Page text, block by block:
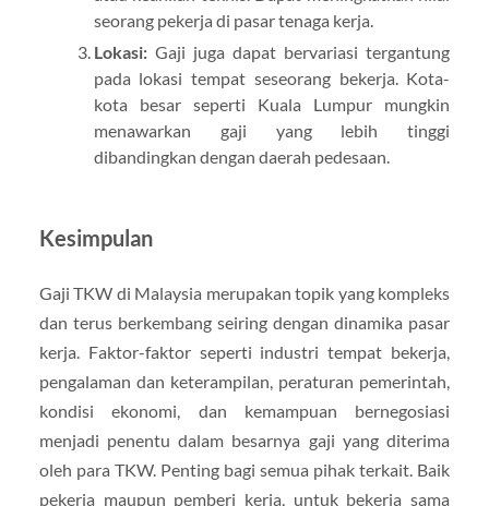
seorang pekerja di pasar tenaga kerja.
Lokasi:Gaji juga dapat bervariasi tergantung
pada lokasi tempat seseorang bekerja. Kota-
kota besar seperti Kuala Lumpur mungkin
menawarkan gaji yang lebih tinggi
dibandingkan dengan daerah pedesaan.
Kesimpulan
Gaji TKW di Malaysia merupakan topik yang kompleks
dan terus berkembang seiring dengan dinamika pasar
kerja. Faktor-faktor seperti industri tempat bekerja,
pengalaman dan keterampilan, peraturan pemerintah,
kondisi ekonomi, dan kemampuan bernegosiasi
menjadi penentu dalam besarnya gaji yang diterima
oleh para TKW. Penting bagi semua pihak terkait. Baik
pekerja maupun pemberi kerja, untuk bekerja sama